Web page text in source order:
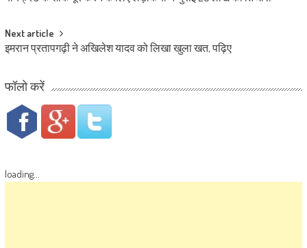
Next article
इमरान प्रतापगढ़ी ने अखिलेश यादव को लिखा खुला खत, पढ़िए
फॉलो करें
loading...